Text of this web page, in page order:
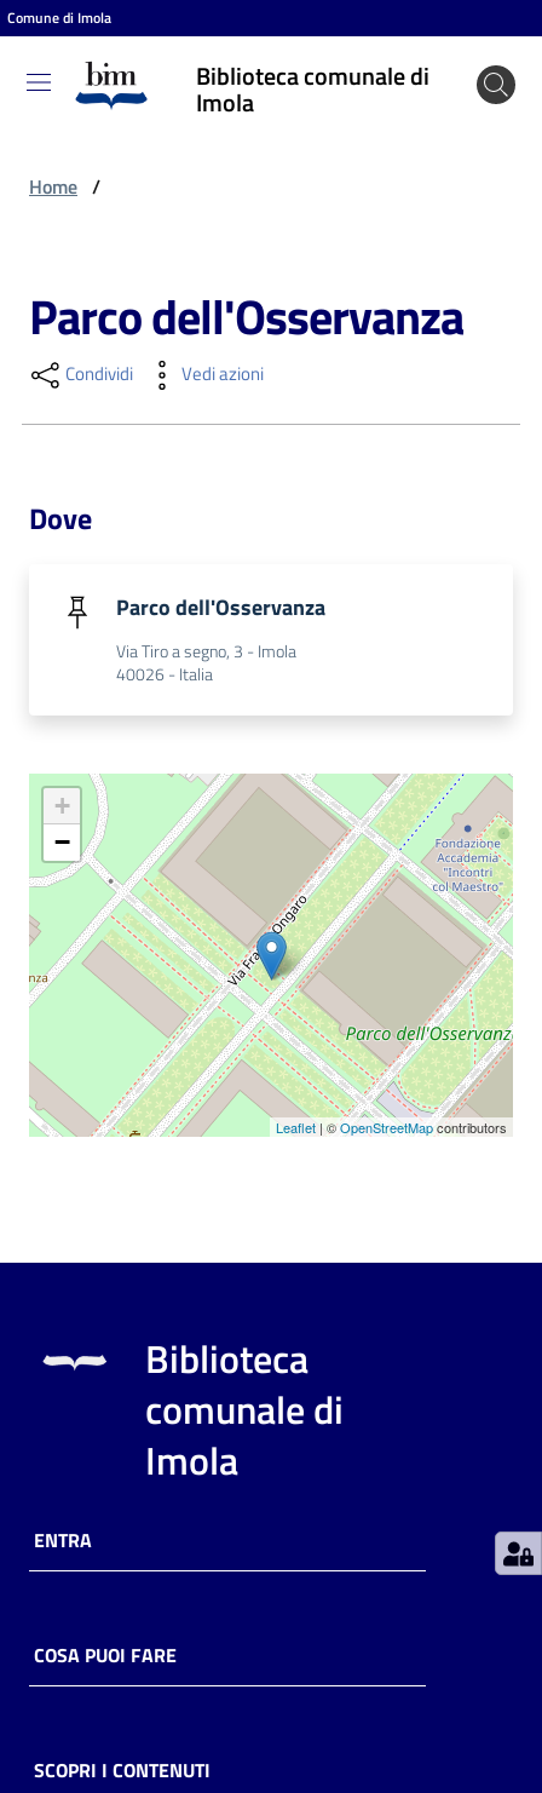
Vai al contenuto
Vai alla navigazione
Vai al footer
Comune di Imola
Biblioteca comunale di
Imola
Biblioteca
comunale
Cosa
puoi
fare
Scopri
Casa
Piani
Archivio
storico
Decentrate
Patto
su
Catalogo
Eventi
Home /
Salta al contenuto
Parco dell'Osservanza
Condividi Vedi azioni
Dove
Parco dell'Osservanza
Via Tiro a segno, 3 - Imola
40026 - Italia
+
−
Leaflet | ©OpenStreetMapcontributors
Biblioteca
comunale di
Imola
ENTRA
COSA PUOI FARE
SCOPRI I CONTENUTI